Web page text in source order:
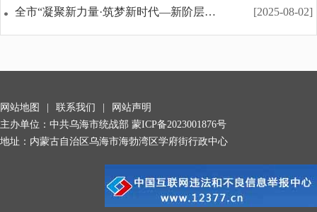
[2025-08-02]
全市“凝聚新力量·筑梦新时代—新阶层·建设力”行...
网站地图 联系我们
网站声明
主办单位：中共乌海市统战部 蒙ICP备2023001876号
地址：内蒙古自治区乌海市海勃湾区学府街行政中心